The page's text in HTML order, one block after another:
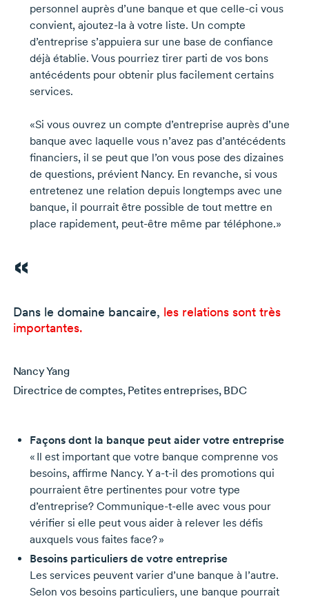
personnel auprès d’une banque et que celle-ci vous
convient, ajoutez-la à votre liste. Un compte
d’entreprise s’appuiera sur une base de confiance
déjà établie. Vous pourriez tirer parti de vos bons
antécédents pour obtenir plus facilement certains
services.
«Si vous ouvrez un compte d’entreprise auprès d’une
banque avec laquelle vous n’avez pas d’antécédents
financiers, il se peut que l’on vous pose des dizaines
de questions, prévient Nancy. En revanche, si vous
entretenez une relation depuis longtemps avec une
banque, il pourrait être possible de tout mettre en
place rapidement, peut-être même par téléphone.»
Dans le domaine bancaire, les relations sont très
importantes.
Nancy Yang
Directrice de comptes, Petites entreprises, BDC
Façons dont la banque peut aider votre entreprise
« Il est important que votre banque comprenne vos
besoins, affirme Nancy. Ya-t-il des promotions qui
pourraient être pertinentes pour votre type
d’entreprise? Communique-t-elle avec vous pour
vérifier si elle peut vous aider à relever les défis
auxquels vous faites face? »
Besoins particuliers de votre entreprise
Les services peuvent varier d’une banque à l’autre.
Selon vos besoins particuliers, une banque pourrait